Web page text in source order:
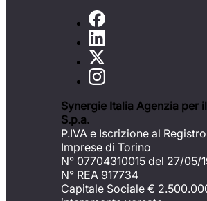
Synergie Italia Agenzia per
S.p.a.
P.IVA e Iscrizione al
Imprese di Torino
N° 07704310015 del 27/05/
N° REA 917734
Capitale Sociale €